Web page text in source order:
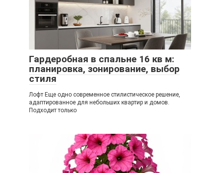
Гардеробная в спальне 16 кв м:
планировка, зонирование, выбор
стиля
Лофт Еще одно современное стилистическое решение,
адаптированное для небольших квартир и домов.
Подходит только